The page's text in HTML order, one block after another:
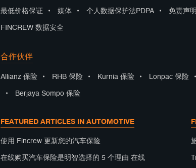
最低价格保证 • 媒体 • 个人数据保护法PDPA • 免责声明
FINCREW 数据安全
合作伙伴
Allianz 保险 • RHB 保险 • Kurnia 保险 • Lonpac 保险 •
• Berjaya Sompo 保险
FEATURED ARTICLES IN AUTOMOTIVE
使用 Fincrew 更新您的汽车保险
在线购买汽车保险是明智选择的 5 个理由 在线